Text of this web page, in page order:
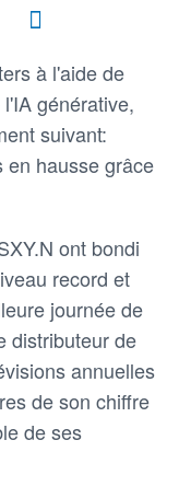
à l'aide de
générative,
suivant:
en hausse grâce
ont bondi
record et
journée de
distributeur de
annuelles
de son chiffre
de ses